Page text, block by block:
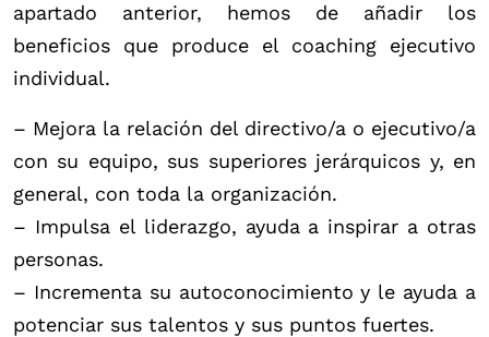
apartado anterior, hemos de añadir los
beneficios que produce el coaching ejecutivo
individual.
– Mejora la relación del directivo/a o ejecutivo/a
con su equipo, sus superiores jerárquicos y, en
general, con toda la organización.
– Impulsa el liderazgo, ayuda a inspirar a otras
personas.
– Incrementa su autoconocimiento y le ayuda a
potenciar sus talentos y sus puntos fuertes.